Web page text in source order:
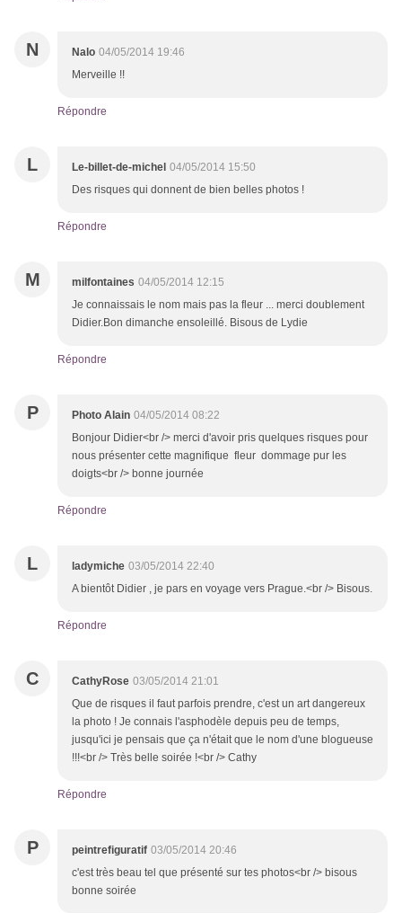
N Nalo 04/05/2014 19:46
Merveille !!
Répondre
L Le-billet-de-michel 04/05/2014 15:50
Des risques qui donnent de bien belles photos !
Répondre
M milfontaines 04/05/2014 12:15
Je connaissais le nom mais pas la fleur ... merci doublement
Didier.Bon dimanche ensoleillé. Bisous de Lydie
Répondre
P Photo Alain 04/05/2014 08:22
Bonjour Didier<br /> merci d'avoir pris quelques risques pour
nous présenter cette magnifique fleur dommage pur les
doigts<br /> bonne journée
Répondre
L ladymiche 03/05/2014 22:40
A bientôt Didier , je pars en voyage vers Prague.<br /> Bisous.
Répondre
C CathyRose 03/05/2014 21:01
Que de risques il faut parfois prendre, c'est un art dangereux
la photo ! Je connais l'asphodèle depuis peu de temps,
jusqu'ici je pensais que ça n'était que le nom d'une blogueuse
!!!<br /> Très belle soirée !<br /> Cathy
Répondre
P peintrefiguratif 03/05/2014 20:46
c'est très beau tel que présenté sur tes photos<br /> bisous
bonne soirée